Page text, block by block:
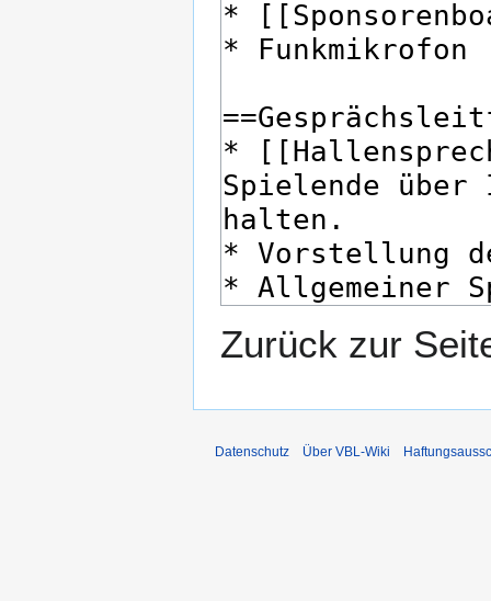
Zurück zur
Datenschutz Über VBL-Wiki